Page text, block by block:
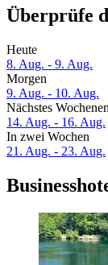
Überprüfe
Heute
8. Aug. - 9. Aug.
Morgen
9. Aug. - 10. Aug.
Nächstes
14. Aug. - 16. Aug.
In zwei Wochen
21. Aug. - 23. Aug.